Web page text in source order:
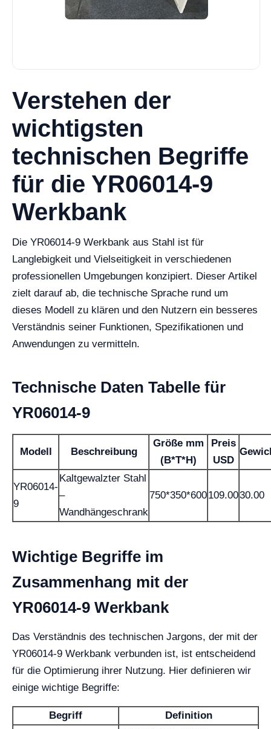
Verstehen der
wichtigsten
technischen Begriffe
für die YR06014-9
Werkbank
Die YR06014-9 Werkbank aus Stahl ist für
Langlebigkeit und Vielseitigkeit in verschiedenen
professionellen Umgebungen konzipiert. Dieser Artikel
zielt darauf ab, die technische Sprache rund um
dieses Modell zu klären und den Nutzern ein besseres
Verständnis seiner Funktionen, Spezifikationen und
Anwendungen zu vermitteln.
Technische Daten Tabelle für
YR06014-9
Modell Beschreibung
Größe mm
(B*T*H)
Preis
USD
YR06014-
9
Kaltgewalzter Stahl
–
Wandhängeschrank
750*350*600109.0030.00
Wichtige Begriffe im
Zusammenhang mit der
YR06014-9 Werkbank
Das Verständnis des technischen Jargons, der mit der
YR06014-9 Werkbank verbunden ist, ist entscheidend
für die Optimierung ihrer Nutzung. Hier definieren wir
einige wichtige Begriffe:
Begriff Definition